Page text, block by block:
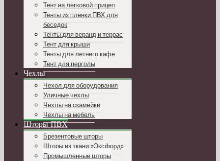
Тент на легковой прицеп
Тенты из пленки ПВХ для
беседок
Тенты для веранд и террас
Тент для крыши
Тенты для летнего кафе
Тент для перголы
Чехлы
Чехол для оборудования
Уличные чехлы
Чехлы на скамейки
Чехлы на мебель
Шторы ПВХ
Брезентовые шторы
Шторы из ткани «Оксфорд»
Промышленные шторы